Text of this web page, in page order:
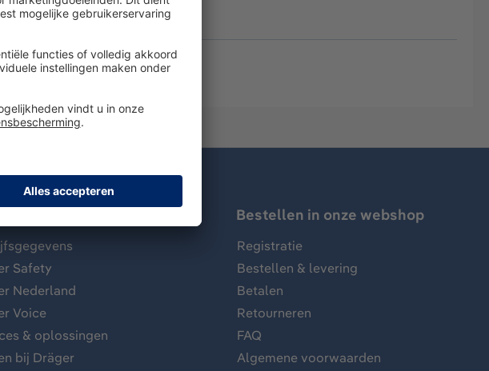
Safety
Nederland
Voice
& oplossingen
bij Dräger
Bestellen in onze webshop
Registratie
Bestellen & levering
Betalen
Retourneren
FAQ
Algemene voorwaarden